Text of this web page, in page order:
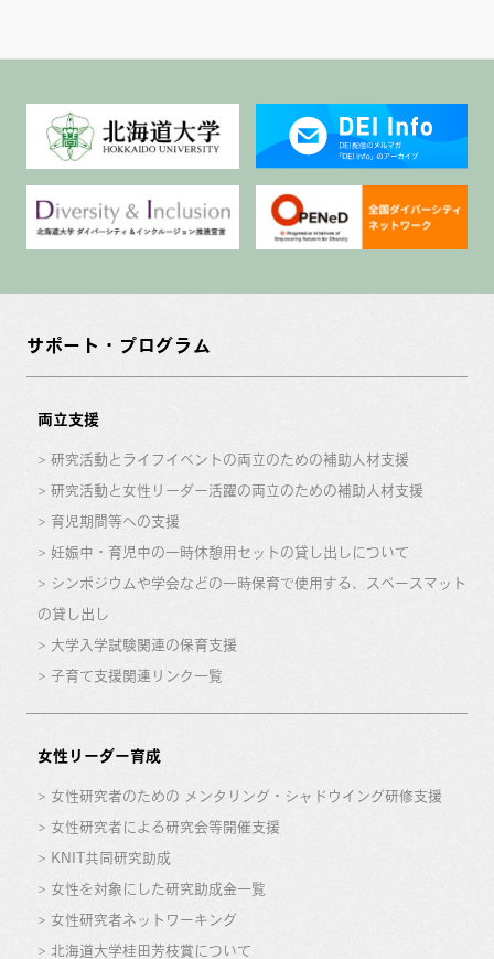
サポート・プログラム
両立支援
研究活動とライフイベントの両立のための補助人材支援
研究活動と女性リーダー活躍の両立のための補助人材支援
育児期間等への支援
妊娠中・育児中の一時休憩用セットの貸し出しについて
シンポジウムや学会などの一時保育で使用する、スペースマット
の貸し出し
大学入学試験関連の保育支援
子育て支援関連リンク一覧
女性リーダー育成
女性研究者のための メンタリング・シャドウイング研修支援
女性研究者による研究会等開催支援
KNIT共同研究助成
女性を対象にした研究助成金一覧
女性研究者ネットワーキング
北海道大学桂田芳枝賞について